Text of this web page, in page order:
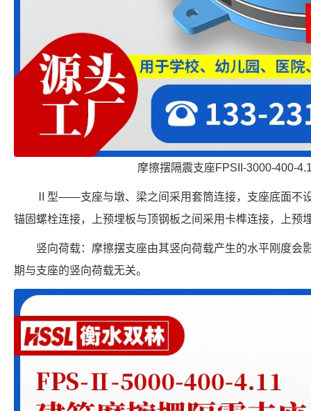
摩擦摆隔震支座FPSII-3000-400-
Ⅱ型——支座与墩、梁之间采用套筒连接，支座底面不
锚固螺栓连接，上预埋板与顶钢板之间采用卡榫连接，上预
竖向荷载：摩擦摆支座由其竖向荷载产生的水平刚度会
期与支座的竖向荷载无关。